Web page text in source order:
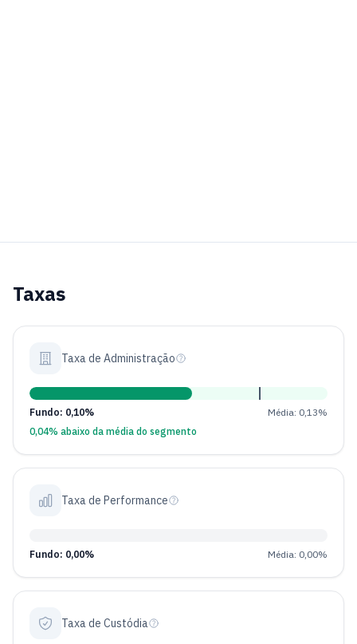
Taxas
Taxa de Administração
Fundo: 0,10%
Média: 0,13%
0,04% abaixo da média do segmento
Taxa de Performance
Fundo: 0,00% Média: 0,00%
Taxa de Custódia